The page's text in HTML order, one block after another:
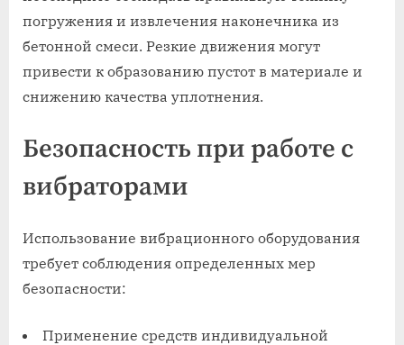
погружения и извлечения наконечника из
бетонной смеси. Резкие движения могут
привести к образованию пустот в материале и
снижению качества уплотнения.
Безопасность при работе с
вибраторами
Использование вибрационного оборудования
требует соблюдения определенных мер
безопасности:
Применение средств индивидуальной